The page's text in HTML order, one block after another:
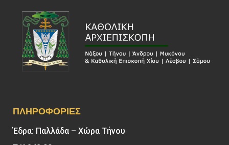
ΠΛΗΡΟΦΟΡΊΕΣ
Έδρα: Παλλάδα – Χώρα Τήνου